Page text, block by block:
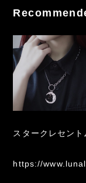
スタークレセン
https://